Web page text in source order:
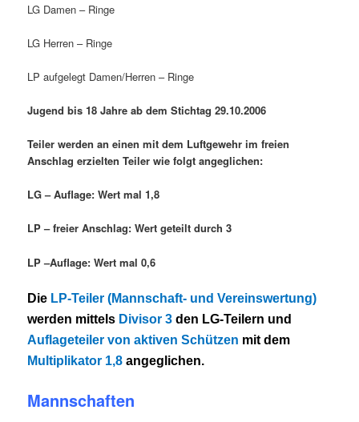
LG Damen – Ringe
LG Herren – Ringe
LP aufgelegt Damen/Herren – Ringe
Jugend bis 18 Jahre ab dem Stichtag 29.10.2006
Teiler werden an einen mit dem Luftgewehr im freien
Anschlag erzielten Teiler wie folgt angeglichen:
LG – Auflage: Wert mal 1,8
LP – freier Anschlag: Wert geteilt durch 3
LP –Auflage: Wert mal 0,6
Die LP-Teiler (Mannschaft- und Vereinswertung)
werden mittels Divisor 3 den LG-Teilern und
Auflageteiler von aktiven Schützen mit dem
Multiplikator 1,8angeglichen.
Mannschaften